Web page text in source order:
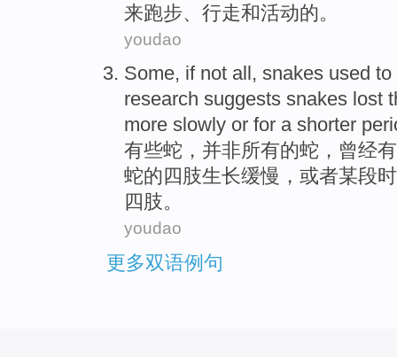
来跑步、 行走和活动的。
youdao
Some, if not all , snakes used to
research suggests snakes lost
more slowly or for a shorter
有些蛇 ， 并非所有的蛇， 曾经有
蛇的 四肢生长缓慢， 或者某段
四肢。
youdao
更多双语例句